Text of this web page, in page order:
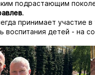
подрастающим
.
принимает участие
воспитания детей - на